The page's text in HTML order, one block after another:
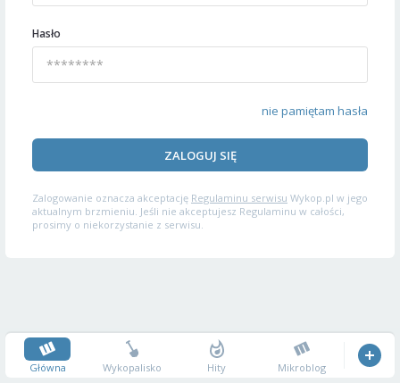
Hasło
nie pamiętam hasła
ZALOGUJ SIĘ
Zalogowanie oznacza akceptację Regulaminu serwisu Wykop.pl w jego
aktualnym brzmieniu. Jeśli nie akceptujesz Regulaminu w całości,
prosimy o niekorzystanie z serwisu.
Główna Wykopalisko Hity Mikroblog